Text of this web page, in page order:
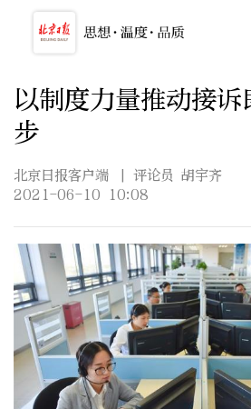
以制度力量推动接诉
步
北京日报客户端
| 评论员 胡宇齐
2021-06-10 10:08